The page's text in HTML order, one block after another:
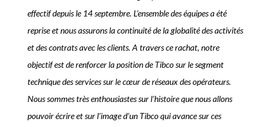
effectif depuis le 14 septembre. L’ensemble des équipes a été
reprise et nous assurons la continuité de la globalité des activités
et des contrats avec les clients. A travers ce rachat, notre
objectif est de renforcer la position de Tibco sur le segment
technique des services sur le cœur de réseaux des opérateurs.
Nous sommes très enthousiastes sur l’histoire que nous allons
pouvoir écrire et sur l’image d’un Tibco qui avance sur ces